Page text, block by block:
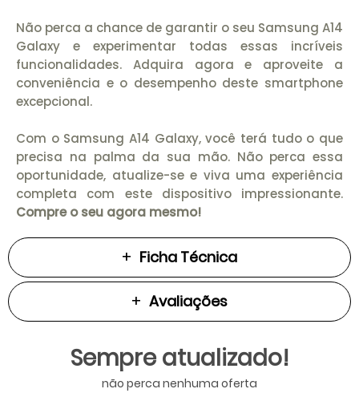
Não perca a chance de garantir o seu Samsung A14
Galaxy e experimentar todas essas incríveis
funcionalidades. Adquira agora e aproveite a
conveniência e o desempenho deste smartphone
excepcional.
Com o Samsung A14 Galaxy, você terá tudo o que
precisa na palma da sua mão. Não perca essa
oportunidade, atualize-se e viva uma experiência
completa com este dispositivo impressionante.
Compre o seu agora mesmo!
Ficha Técnica
Avaliações
Sempre atualizado!
não perca nenhuma oferta